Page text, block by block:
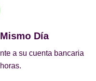
Día
a su cuenta bancaria